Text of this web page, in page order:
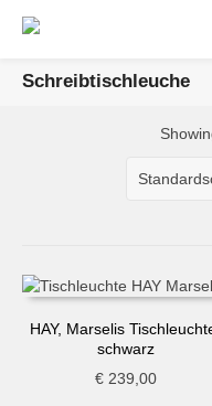
Schreibtischleuche
HAY, Marselis
schwarz
€239,00